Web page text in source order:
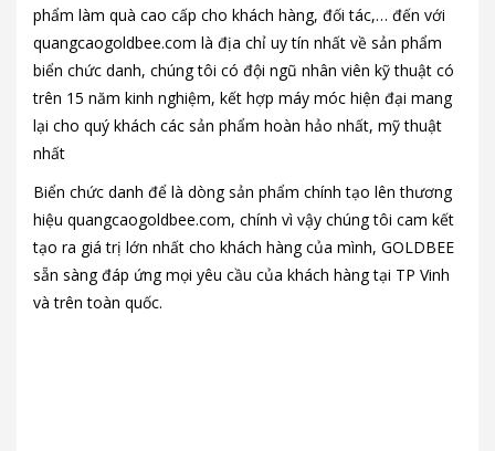
phẩm làm quà cao cấp cho khách hàng, đối tác,… đến với
quangcaogoldbee.com là địa chỉ uy tín nhất về sản phẩm
biển chức danh, chúng tôi có đội ngũ nhân viên kỹ thuật có
trên 15 năm kinh nghiệm, kết hợp máy móc hiện đại mang
lại cho quý khách các sản phẩm hoàn hảo nhất, mỹ thuật
nhất
Biển chức danh để là dòng sản phẩm chính tạo lên thương
hiệu quangcaogoldbee.com, chính vì vậy chúng tôi cam kết
tạo ra giá trị lớn nhất cho khách hàng của mình, GOLDBEE
sẵn sàng đáp ứng mọi yêu cầu của khách hàng tại TP Vinh
và trên toàn quốc.